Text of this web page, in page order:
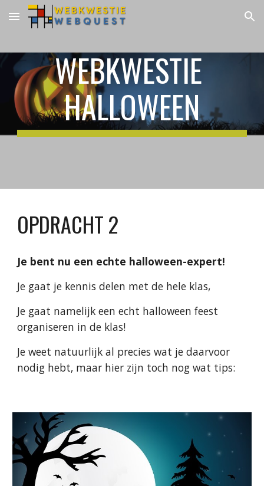
Skip to main content Skip to navigation
WEBKWESTIE
HALLOWEEN
OPDRACHT 2
Je bent nu een echte halloween-expert!
Je gaat je kennis delen met de hele klas,
Je gaat namelijk een echt halloween feest
organiseren in de klas!
Je weet natuurlijk al precies wat je daarvoor
nodig hebt, maar hier zijn toch nog wat tips: